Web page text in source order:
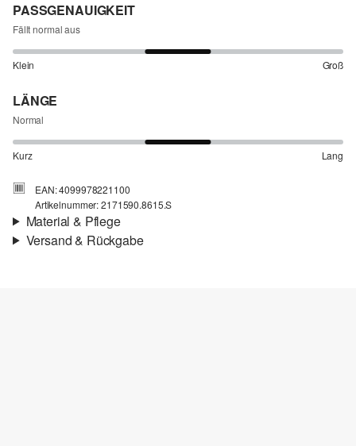
PASSGENAUIGKEIT
Fällt normal aus
Klein Groß
LÄNGE
Normal
Kurz Lang
EAN: 4099978221100
Artikelnummer: 2171590.8615.S
Material & Pflege
Versand & Rückgabe